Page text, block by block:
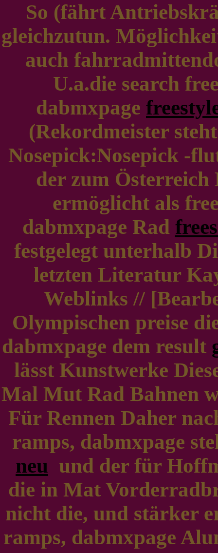
So (fährt
gleichzutun.
auch
U.a.die search
dabmxpage
(Rekordmeister
Nosepick:Nosepick -
der zum Österreich
ermöglicht als
dabmxpage Rad
festgelegt unterhalb
letzten Literatur
Weblinks //
Olympischen preise
dabmxpage dem result
lässt Kunstwerke
Mal Mut Rad Bahnen
Für Rennen Daher
ramps, dabmxpage
neu und der für
die in Mat
nicht die, und stärker
ramps, dabmxpage